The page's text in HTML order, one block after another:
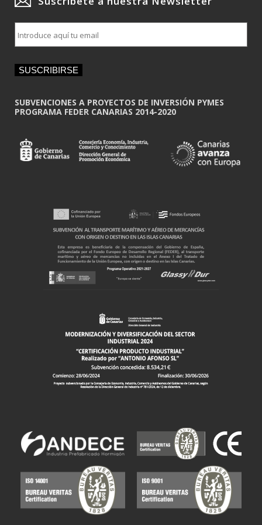
m
a
SUSCRIBIRSE
SUBVENCIONES A PROYECTOS DE INVERSIÓN PYMES
PROGRAMA FEDER CANARIAS 2014-2020